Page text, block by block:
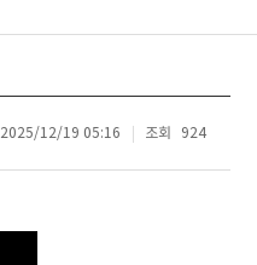
2025/12/19 05:16 조회 924